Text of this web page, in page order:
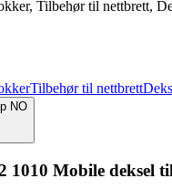
Tilbehør til nettbrett,
Tilbehør til nettbrett
NO
1010 Mobile deksel